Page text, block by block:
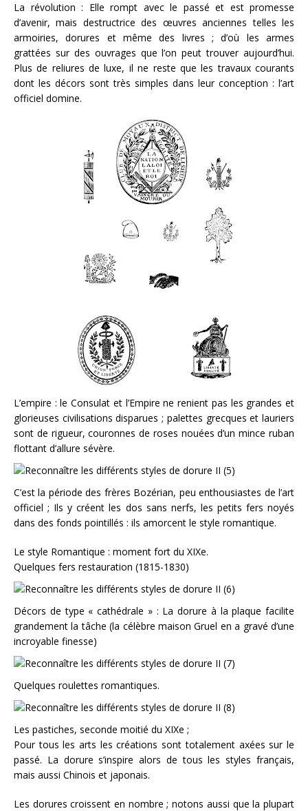
La révolution : Elle rompt avec le passé et est promesse
d’avenir, mais destructrice des œuvres anciennes telles les
armoiries, dorures et même des livres ; d’où les armes
grattées sur des ouvrages que l’on peut trouver aujourd’hui.
Plus de reliures de luxe, il ne reste que les travaux courants
dont les décors sont très simples dans leur conception : l’art
officiel domine.
L’empire : le Consulat et l’Empire ne renient pas les grandes et
glorieuses civilisations disparues ; palettes grecques et lauriers
sont de rigueur, couronnes de roses nouées d’un mince ruban
flottant d’allure sévère.
C’est la période des frères Bozérian, peu enthousiastes de l’art
officiel ; Ils y créent les dos sans nerfs, les petits fers noyés
dans des fonds pointillés : ils amorcent le style romantique.
Le style Romantique : moment fort du XIXe.
Quelques fers restauration (1815-1830)
Décors de type « cathédrale » : La dorure à la plaque facilite
grandement la tâche (la célèbre maison Gruel en a gravé d’une
incroyable finesse)
Quelques roulettes romantiques.
Les pastiches, seconde moitié du XIXe ;
Pour tous les arts les créations sont totalement axées sur le
passé. La dorure s’inspire alors de tous les styles français,
mais aussi Chinois et japonais.
Les dorures croissent en nombre ; notons aussi que la plupart